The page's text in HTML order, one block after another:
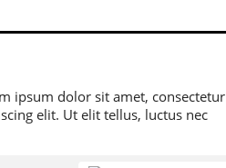
ipsum dolor sit amet, consectetur
elit. Ut elit tellus, luctus nec